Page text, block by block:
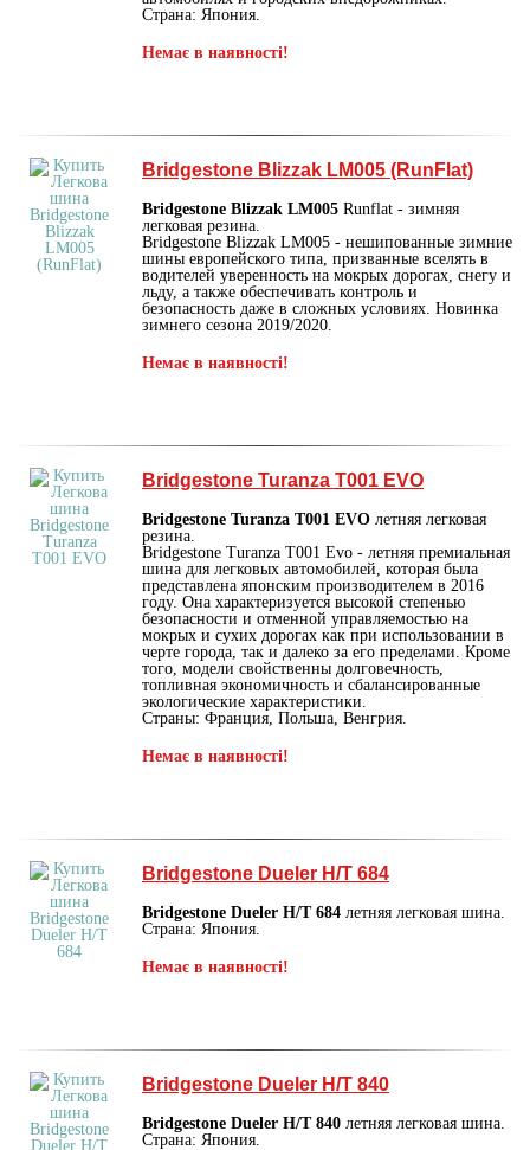
Страна: Япония.
Немає в наявності!
Bridgestone Blizzak LM005 (RunFlat)
Bridgestone Blizzak LM005 Runflat - зимняя
легковая резина.
Bridgestone Blizzak LM005 - нешипованные зимние
шины европейского типа, призванные вселять в
водителей уверенность на мокрых дорогах, снегу и
льду, а также обеспечивать контроль и
безопасность даже в сложных условиях. Новинка
зимнего сезона 2019/2020.
Немає в наявності!
Bridgestone Turanza T001 EVO
Bridgestone Turanza T001 EVO летняя легковая
резина.
Bridgestone Turanza T001 Evo - летняя премиальная
шина для легковых автомобилей, которая была
представлена японским производителем в 2016
году. Она характеризуется высокой степенью
безопасности и отменной управляемостью на
мокрых и сухих дорогах как при использовании в
черте города, так и далеко за его пределами. Кроме
того, модели свойственны долговечность,
топливная экономичность и сбалансированные
экологические характеристики.
Страны: Франция, Польша, Венгрия.
Немає в наявності!
Bridgestone Dueler H/T 684
Bridgestone Dueler H/T 684 летняя легковая шина.
Страна: Япония.
Немає в наявності!
Bridgestone Dueler H/T 840
Bridgestone Dueler H/T 840 летняя легковая шина.
Страна: Япония.